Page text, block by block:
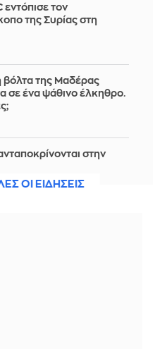
εντόπισε τον
της Συρίας στη
βόλτα της Μαδέρας
σε ένα ψάθινο έλκηθρο.
στην
ανήλικης
ΟΙ ΕΙΔΗΣΕΙΣ